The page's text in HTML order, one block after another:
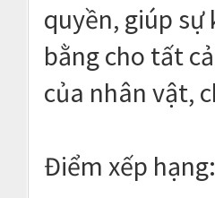
quyền, giúp sự
bằng cho tất
của nhân vật,
Điểm xếp hạng: